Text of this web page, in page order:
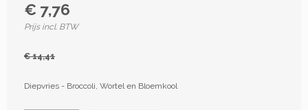
€ 7,76
Prijs incl. BTW
€ 14,41
Diepvries - Broccoli, Wortel en Bloemkool